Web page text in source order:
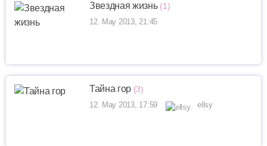
Звездная жизнь (1)
12. May 2013, 21:45
Тайна гор (3)
12. May 2013, 17:59 ellsy